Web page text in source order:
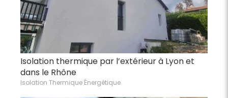
Isolation thermique par l’extérieur à Lyon et
dans le Rhône
Isolation Thermique Énergétique